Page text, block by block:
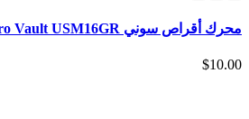
محرك أقراص سوني Micro Vault USM16GR سعة 16 جيجابايت
$10.00